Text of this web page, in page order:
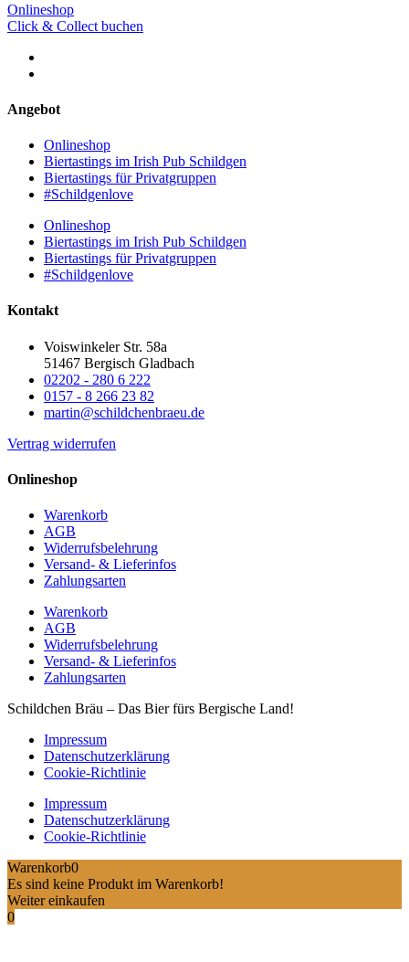
Onlineshop
Click & Collect buchen
Angebot
Onlineshop
Biertastings im Irish Pub Schildgen
Biertastings für Privatgruppen
#Schildgenlove
Onlineshop
Biertastings im Irish Pub Schildgen
Biertastings für Privatgruppen
#Schildgenlove
Kontakt
Voiswinkeler Str. 58a
51467 Bergisch Gladbach
02202 - 280 6 222
0157 - 8 266 23 82
martin@schildchenbraeu.de
Vertrag widerrufen
Onlineshop
Warenkorb
AGB
Widerrufsbelehrung
Versand- & Lieferinfos
Zahlungsarten
Warenkorb
AGB
Widerrufsbelehrung
Versand- & Lieferinfos
Zahlungsarten
Schildchen Bräu – Das Bier fürs Bergische Land!
Impressum
Datenschutzerklärung
Cookie-Richtlinie
Impressum
Datenschutzerklärung
Cookie-Richtlinie
Warenkorb0
Es sind keine Produkt im Warenkorb!
Weiter einkaufen
0